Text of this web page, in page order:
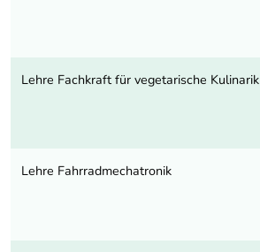
Lehre Fachkraft für vegetarische Kulinarik
Lehre Fahrradmechatronik